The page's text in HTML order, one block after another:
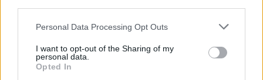
Personal Data Processing Opt Outs
I want to opt-out of the Sharing of my
personal data.
Opted In
au talent”. Continuă doar la Partidul Verzilor,
pentru că are de luptat cu „câteva personaje
mondiale” și cu „câțiva de pe aici”!